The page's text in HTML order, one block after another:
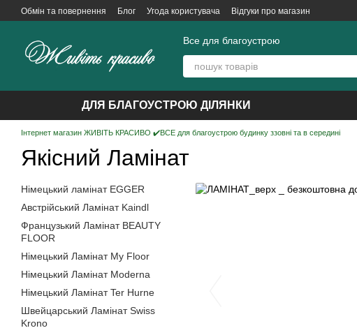
Перейти до основного контенту
Обмін та повернення Блог Угода користувача Відгуки про магазин
Все для благоустрою
ДЛЯ БЛАГОУСТРОЮ ДІЛЯНКИ
Інтернет магазин ЖИВІТЬ КРАСИВО ✔️ВСЕ для благоустрою будинку ззовні та в середині
Якісний Ламінат
Німецький ламінат EGGER
Австрійський Ламінат Kaindl
Французький Ламінат BEAUTY
FLOOR
Німецький Ламінат My Floor
Німецький Ламінат Moderna
Німецький Ламінат Ter Hurne
Швейцарський Ламінат Swiss
Krono